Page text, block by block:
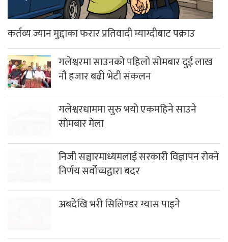
कर्तव्य ज्यान मुद्दाका फरार प्रतिवादी म्याग्दीबाट पक्राउ
गलेश्वरमा साउनको पहिलो सोमबार दुई लाख
नौ हजार बढी भेटी संकलन
गलेश्वरधाममा सुरु भयो एकमहिने साउने
सोमबार मेला
निजी सञ्चारमाध्यमलाई सरकारी विज्ञापन रोक्ने
निर्णय सर्वोच्चद्वारा बदर
अबदेखि भरी सिलिण्डर ग्यास पाइने